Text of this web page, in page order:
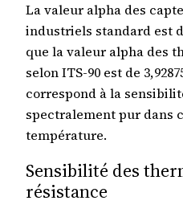
La valeur alpha des
industriels standard est
que la valeur alpha des
selon ITS-90 est de
correspond à la
spectralement pur dans
température.
Sensibilité des
résistance